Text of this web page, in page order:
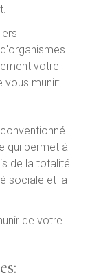
votre
vous munir:
qui permet à
de la totalité
sociale et la
de votre